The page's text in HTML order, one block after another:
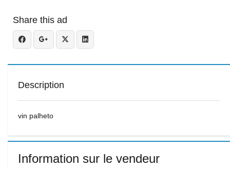
Share this ad
Description
vin palheto
Information sur le vendeur